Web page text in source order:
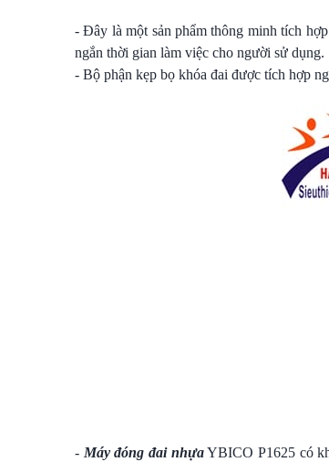
- Đây là một sản phẩm thông minh tích
ngắn thời gian làm việc cho người sử dụng.
- Bộ phận kẹp bọ khóa đai được tích hợp
- Máy đóng đai nhựaYBICO P1625 có